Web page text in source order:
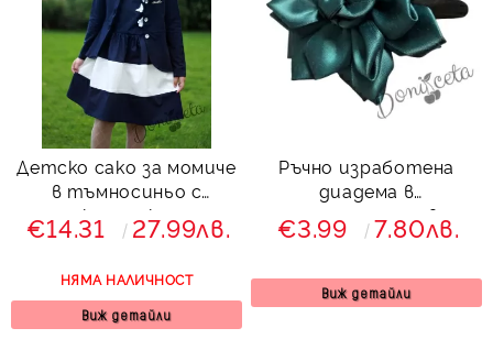
Детско сако за момиче
в тъмносиньо с
къдрички
€14.31 27.99лв.
НЯМА НАЛИЧНОСТ
Виж детайли
Ръчно изработена
диадема в
тъмнозелено в
формата на цвете от
€3.99 7.80лв.
Виж детайли